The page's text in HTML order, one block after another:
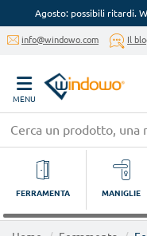
Agosto: possibili ritardi.
info@windowo.com Il
MENU
FERRAMENTA MANIGLIE